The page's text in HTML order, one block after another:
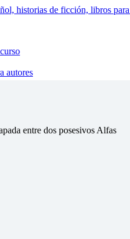
autores
Mafia Sistema Fantasía Urbano